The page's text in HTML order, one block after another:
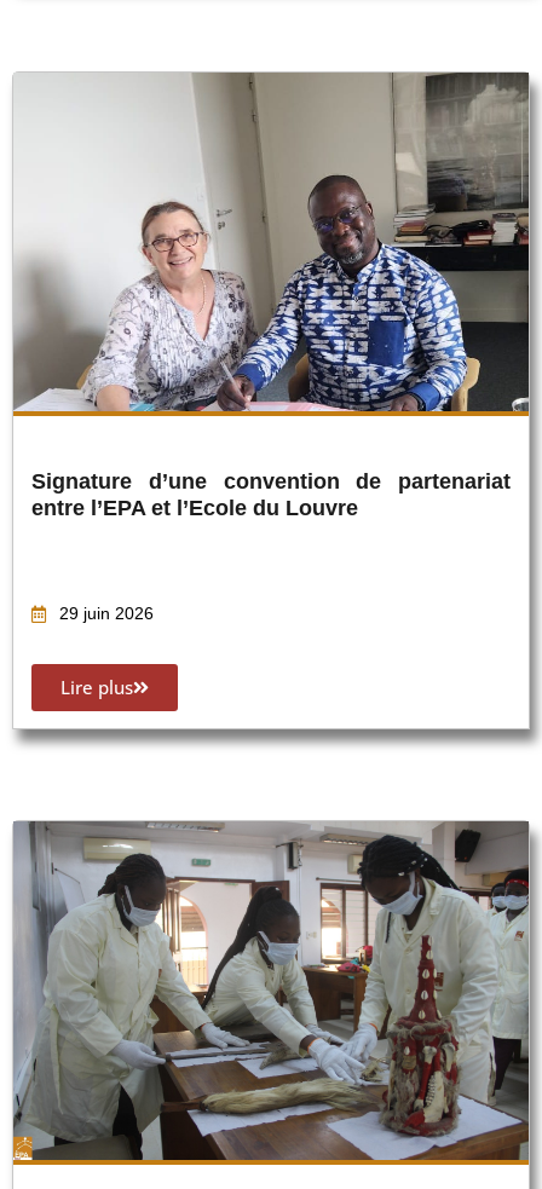
Signature d’une convention de partenariat
entre l’EPA et l’Ecole du Louvre
29 juin 2026
Lire plus